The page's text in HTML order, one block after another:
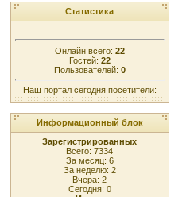
Статистика
Онлайн всего: 22
Гостей: 22
Пользователей: 0
Наш портал сегодня посетители:
Информационный блок
Зарегистрированных
Всего: 7334
За месяц: 6
За неделю: 2
Вчера: 2
Сегодня: 0